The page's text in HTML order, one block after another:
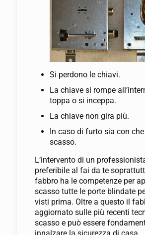
Si perdono le chiavi.
La chiave si rompe
toppa o si inceppa.
La chiave non gira più.
In caso di furto sia con
scasso.
L’intervento di un
preferibile al fai da te
fabbro ha le competenze per
scasso tutte le porte blindate
visti prima. Oltre a questo il
aggiornato sulle più recenti
scasso e può essere